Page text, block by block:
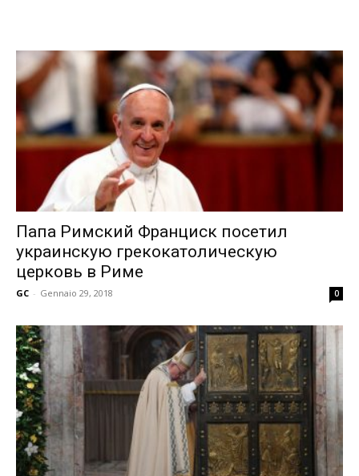
Папа Римский Франциск посетил
украинскую грекокатолическую
церковь в Риме
GC - Gennaio 29, 2018 0